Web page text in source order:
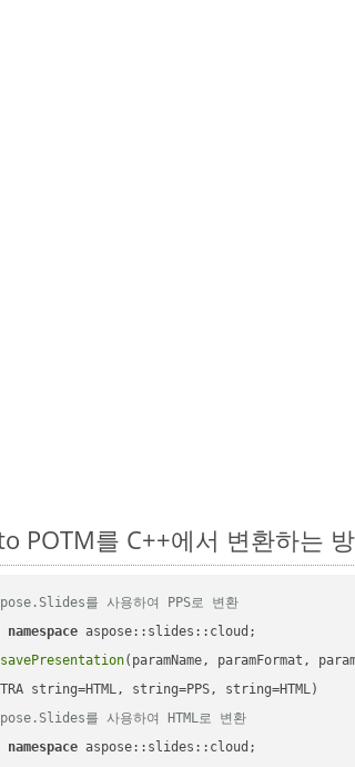
POTM를 C++에서 변환하는
를 사용하여 PPS로 변환
namespace aspose::slides::cloud;
savePresentation(paramName, paramFormat,
를 사용하여 HTML로 변환
namespace aspose::slides::cloud;